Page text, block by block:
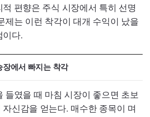
적 편향은 주식 시장에서 특히 선명
제는 이런 착각이 대개 수익이 났을
이다.
장에서 빠지는 착각
들였을 때 마침 시장이 좋으면 초보
신감을 얻는다. 매수한 종목이 며